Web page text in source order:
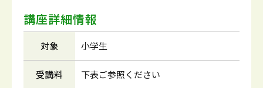
講座詳細情報
対象 小学生
受講料 下表ご参照ください